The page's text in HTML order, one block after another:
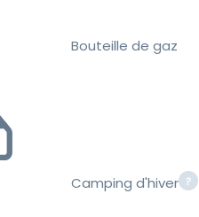
Bouteille de gaz
Camping d'hiver